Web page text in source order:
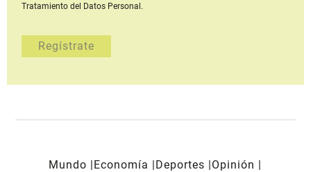
Tratamiento del Datos Personal.
Mundo Economía Deportes
Opinión